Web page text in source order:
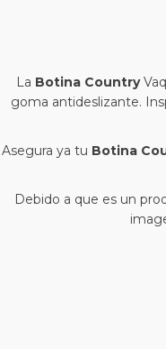
La Botina Country
goma antideslizante.
Asegura ya tu Botina
Debido a que es un